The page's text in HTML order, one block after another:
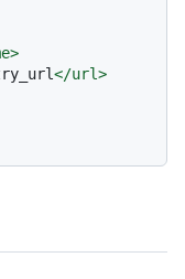
>
</url>